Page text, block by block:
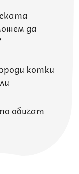
да
котки
обичат